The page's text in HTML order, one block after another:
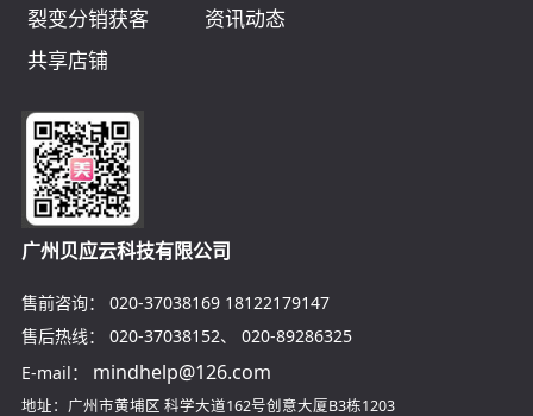
裂变分销获客
资讯动态
共享店铺
广州贝应云科技有限公司
售前咨询： 020-37038169 18122179147
售后热线：
020-37038152、 020-89286325
E-mail：
mindhelp@126.com
地址：广州市黄埔区 科学大道162号创意大厦B3栋1203